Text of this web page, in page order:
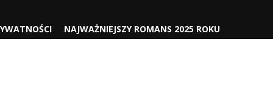
NAJWAŻNIEJSZY ROMANS 2025 ROKU